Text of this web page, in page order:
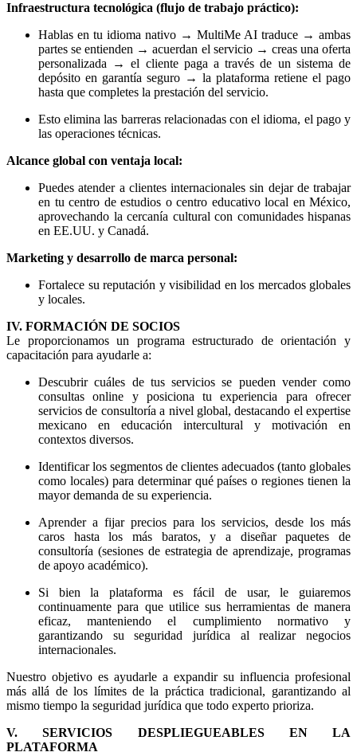
Infraestructura tecnológica (flujo de trabajo práctico):
Hablas en tu idioma nativo → MultiMe AI traduce → ambas
partes se entienden → acuerdan el servicio → creas una oferta
personalizada → el cliente paga a través de un sistema de
depósito en garantía seguro → la plataforma retiene el pago
hasta que completes la prestación del servicio.
Esto elimina las barreras relacionadas con el idioma, el pago y
las operaciones técnicas.
Alcance global con ventaja local:
Puedes atender a clientes internacionales sin dejar de trabajar
en tu centro de estudios o centro educativo local en México,
aprovechando la cercanía cultural con comunidades hispanas
en EE.UU. y Canadá.
Marketing y desarrollo de marca personal:
Fortalece su reputación y visibilidad en los mercados globales
y locales.
IV. FORMACIÓN DE SOCIOS
Le proporcionamos un programa estructurado de orientación y
capacitación para ayudarle a:
Descubrir cuáles de tus servicios se pueden vender como
consultas online y posiciona tu experiencia para ofrecer
servicios de consultoría a nivel global, destacando el expertise
mexicano en educación intercultural y motivación en
contextos diversos.
Identificar los segmentos de clientes adecuados (tanto globales
como locales) para determinar qué países o regiones tienen la
mayor demanda de su experiencia.
Aprender a fijar precios para los servicios, desde los más
caros hasta los más baratos, y a diseñar paquetes de
consultoría (sesiones de estrategia de aprendizaje, programas
de apoyo académico).
Si bien la plataforma es fácil de usar, le guiaremos
continuamente para que utilice sus herramientas de manera
eficaz, manteniendo el cumplimiento normativo y
garantizando su seguridad jurídica al realizar negocios
internacionales.
Nuestro objetivo es ayudarle a expandir su influencia profesional
más allá de los límites de la práctica tradicional, garantizando al
mismo tiempo la seguridad jurídica que todo experto prioriza.
V. SERVICIOS DESPLIEGUEABLES EN LA
PLATAFORMA